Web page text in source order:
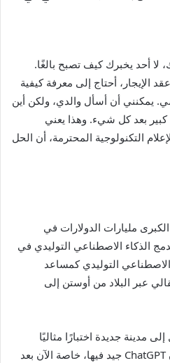
لا أحد يخبرك كيف تصبح بالغًا.
الإيجار، أحتاج إلى معرفة كيفية
يمكنني أن أسأل والدي، ولكن أين
بعد كل شيء. وهذا يعني
التكنولوجية المحترمة، أن الحل
مليارات الدولارات في
الذكاء الاصطناعي التوليدي في
الاصطناعي التوليدي كمساعد
عبر البلاد من أوستن إلى
مدينة جديدة اختبارًا مثاليًا
للأدوات التي تدعي OpenAI أن ChatGPT جيد فيها، خاصة الآن بعد